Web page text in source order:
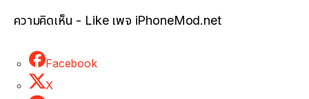
ความคิดเห็น - Like เพจ iPhoneMod.net
Facebook
X